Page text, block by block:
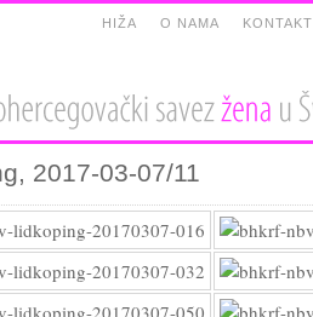
KONTAKT
O NAMA
HIŽA
2017-03-07/11